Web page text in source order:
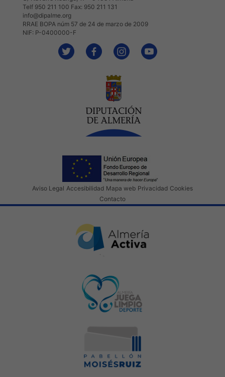
Telf 950 211 100 Fax: 950 211 131
info@dipalme.org
RRAE BOPA núm 57 de 24 de marzo de 2009
NIF: P-0400000-F
Aviso Legal Accesibilidad Mapa web Privacidad Cookies
Contacto